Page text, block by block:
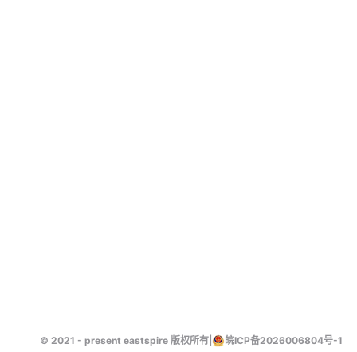
© 2021 - present eastspire 版权所有 皖ICP备2026006804号-1